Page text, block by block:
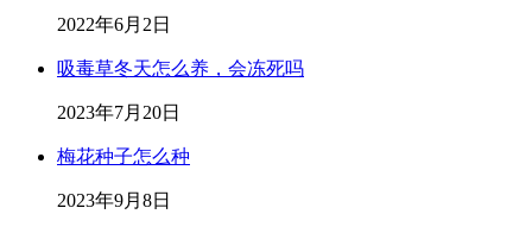
2022年6月2日
吸毒草冬天怎么养，会冻死吗
2023年7月20日
梅花种子怎么种
2023年9月8日